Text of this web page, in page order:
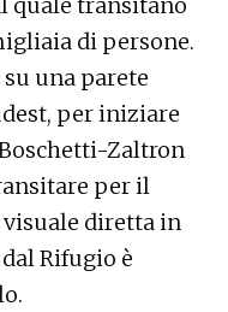
di persone.
una parete
per iniziare
Zaltron
per il
diretta in
Rifugio è